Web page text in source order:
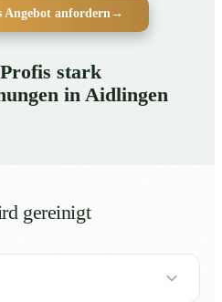
Angebot anfordern→
stark
in Aidlingen
gereinigt